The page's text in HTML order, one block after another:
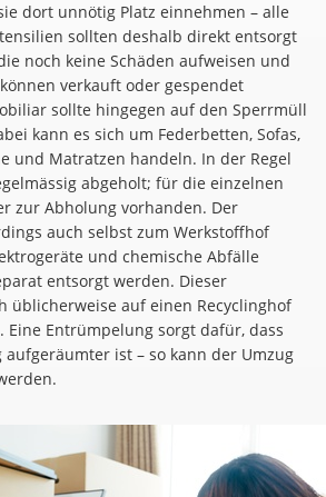
dort unnötig Platz einnehmen – alle
sollten deshalb direkt entsorgt
noch keine Schäden aufweisen und
verkauft oder gespendet
sollte hingegen auf den Sperrmüll
kann es sich um Federbetten, Sofas,
und Matratzen handeln. In der Regel
abgeholt; für die einzelnen
zur Abholung vorhanden. Der
auch selbst zum Werkstoffhof
und chemische Abfälle
entsorgt werden. Dieser
üblicherweise auf einen Recyclinghof
Eine Entrümpelung sorgt dafür, dass
ist – so kann der Umzug